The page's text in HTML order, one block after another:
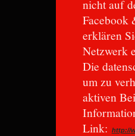
nicht auf
Facebook
erklären
Netzwerk
Die
um zu
aktiven
Link:
http://